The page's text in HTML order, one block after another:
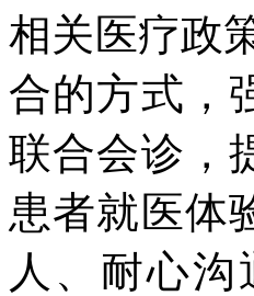
相关医疗政
合的方式，
联合会诊，
患者就医体
人、耐心